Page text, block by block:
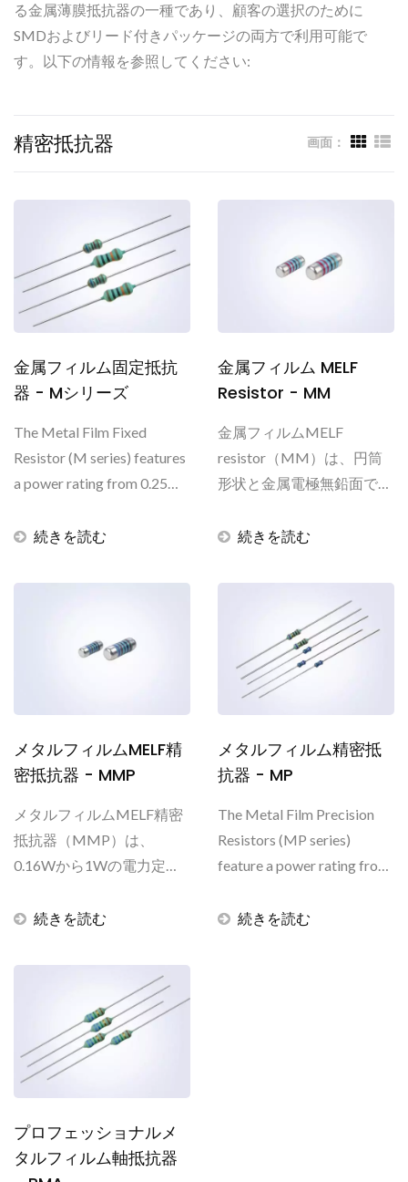
る金属薄膜抵抗器の一種であり、顧客の選択のために
SMDおよびリード付きパッケージの両方で利用可能で
す。以下の情報を参照してください:
精密抵抗器 画面：
金属フィルム固定抵抗
器 - Mシリーズ
The Metal Film Fixed
Resistor (M series) features
a power rating from 0.25W
続きを読む
金属フィルム MELF
Resistor - MM
金属フィルムMELF
resistor（MM）は、円筒
形状と金属電極無鉛面で設
続きを読む
メタルフィルムMELF精
密抵抗器 - MMP
メタルフィルムMELF精密
抵抗器（MMP）は、
0.16Wから1Wの電力定
ムの抵抗範囲、±0.1%まで
おり、信頼性と安定性が重
要な現代のプロフェッショ
ナルエレクトロニクスに最
適な選択肢です。...
続きを読む
メタルフィルム精密抵
抗器 - MP
The Metal Film Precision
Resistors (MP series)
feature a power rating from
続きを読む
プロフェッショナルメ
タルフィルム軸抵抗器